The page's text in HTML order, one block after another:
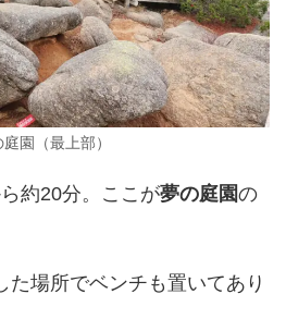
園（最上部）
約20分。ここが夢の庭園の
た場所でベンチも置いてあり